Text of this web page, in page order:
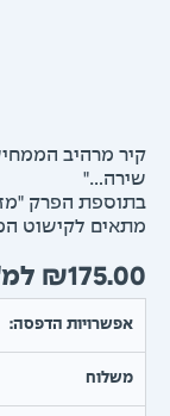
מרהיב הממחיש את
הפרק "מזמור
לקישוט
₪
–
הדפסה: